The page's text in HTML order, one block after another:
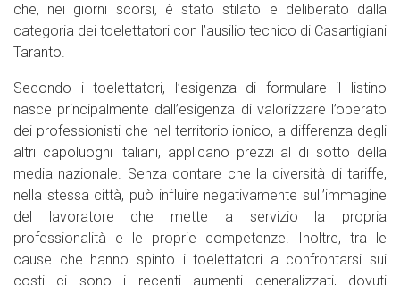
che, nei giorni scorsi, è stato stilato e deliberato dalla
categoria dei toelettatori con l’ausilio tecnico di Casartigiani
Taranto.
Secondo i toelettatori, l’esigenza di formulare il listino
nasce principalmente dall’esigenza di valorizzare l’operato
dei professionisti che nel territorio ionico, a differenza degli
altri capoluoghi italiani, applicano prezzi al di sotto della
media nazionale. Senza contare che la diversità di tariffe,
nella stessa città, può influire negativamente sull’immagine
del lavoratore che mette a servizio la propria
professionalità e le proprie competenze. Inoltre, tra le
cause che hanno spinto i toelettatori a confrontarsi sui
costi ci sono i recenti aumenti generalizzati, dovuti